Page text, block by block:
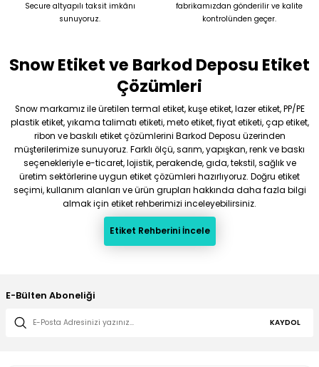
Secure altyapılı taksit imkânı
sunuyoruz.
fabrikamızdan gönderilir ve kalite
kontrolünden geçer.
Snow Etiket ve Barkod Deposu Etiket
Çözümleri
Snow markamız ile üretilen termal etiket, kuşe etiket, lazer etiket, PP/PE
plastik etiket, yıkama talimatı etiketi, meto etiket, fiyat etiketi, çap etiket,
ribon ve baskılı etiket çözümlerini Barkod Deposu üzerinden
müşterilerimize sunuyoruz. Farklı ölçü, sarım, yapışkan, renk ve baskı
seçenekleriyle e-ticaret, lojistik, perakende, gıda, tekstil, sağlık ve
üretim sektörlerine uygun etiket çözümleri hazırlıyoruz. Doğru etiket
seçimi, kullanım alanları ve ürün grupları hakkında daha fazla bilgi
almak için etiket rehberimizi inceleyebilirsiniz.
Etiket Rehberini İncele
E-Bülten Aboneliği
KAYDOL